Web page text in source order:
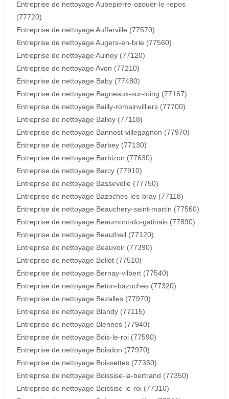
Entreprise de nettoyage Aubepierre-ozouer-le-repos
(77720)
Entreprise de nettoyage Aufferville (77570)
Entreprise de nettoyage Augers-en-brie (77560)
Entreprise de nettoyage Aulnoy (77120)
Entreprise de nettoyage Avon (77210)
Entreprise de nettoyage Baby (77480)
Entreprise de nettoyage Bagneaux-sur-loing (77167)
Entreprise de nettoyage Bailly-romainvilliers (77700)
Entreprise de nettoyage Balloy (77118)
Entreprise de nettoyage Bannost-villegagnon (77970)
Entreprise de nettoyage Barbey (77130)
Entreprise de nettoyage Barbizon (77630)
Entreprise de nettoyage Barcy (77910)
Entreprise de nettoyage Bassevelle (77750)
Entreprise de nettoyage Bazoches-les-bray (77118)
Entreprise de nettoyage Beauchery-saint-martin (77560)
Entreprise de nettoyage Beaumont-du-gatinais (77890)
Entreprise de nettoyage Beautheil (77120)
Entreprise de nettoyage Beauvoir (77390)
Entreprise de nettoyage Bellot (77510)
Entreprise de nettoyage Bernay-vilbert (77540)
Entreprise de nettoyage Beton-bazoches (77320)
Entreprise de nettoyage Bezalles (77970)
Entreprise de nettoyage Blandy (77115)
Entreprise de nettoyage Blennes (77940)
Entreprise de nettoyage Bois-le-roi (77590)
Entreprise de nettoyage Boisdon (77970)
Entreprise de nettoyage Boissettes (77350)
Entreprise de nettoyage Boissise-la-bertrand (77350)
Entreprise de nettoyage Boissise-le-roi (77310)